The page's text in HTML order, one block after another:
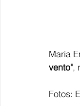
Maria
vento",
Fotos: